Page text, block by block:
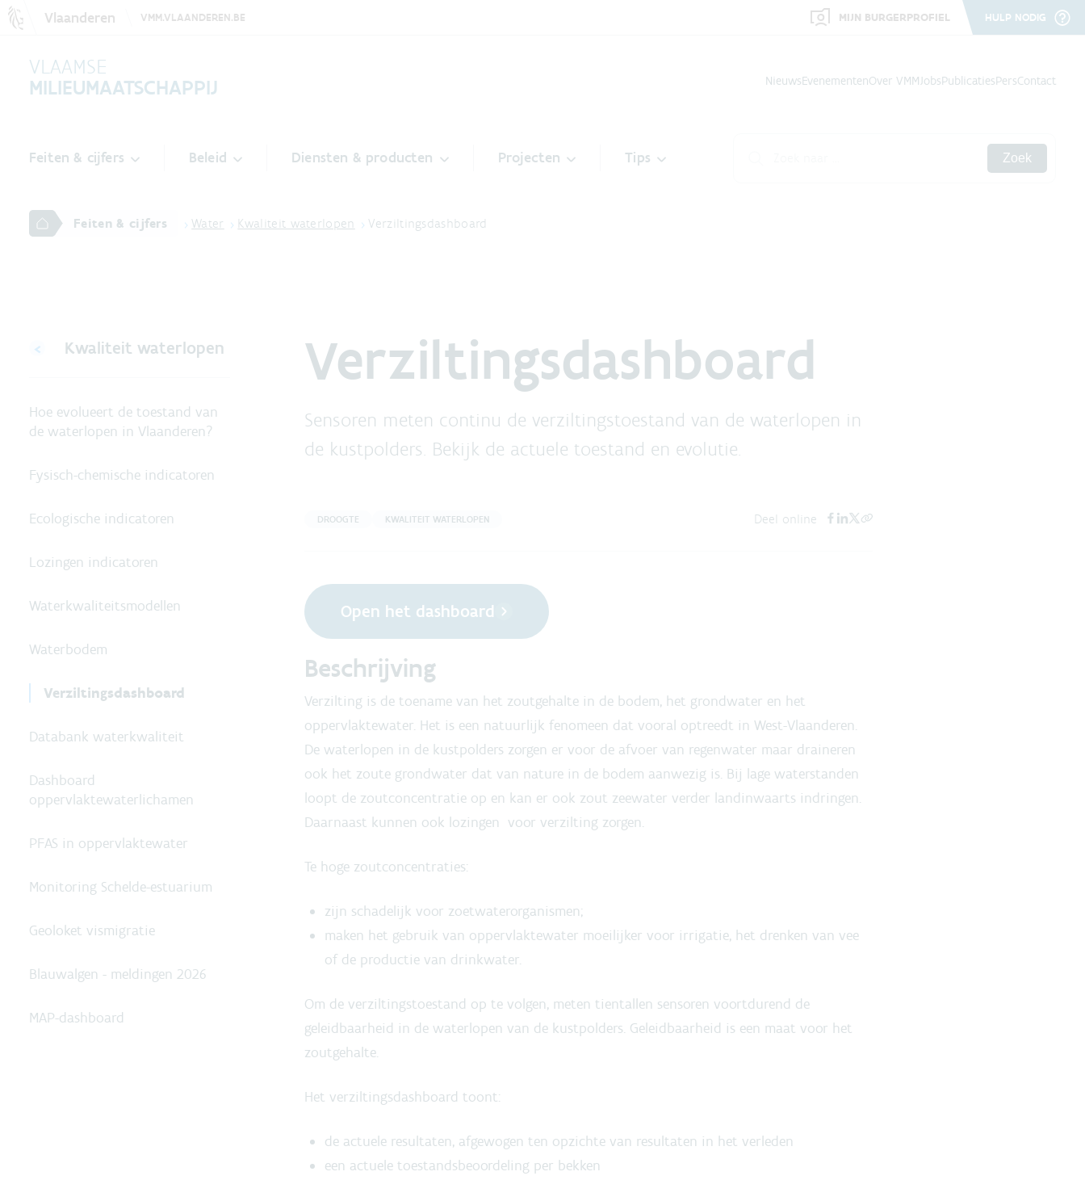
Vlaanderen VMM.VLAANDEREN.BE MIJN BURGERPROFIEL HULP NODIG
VLAAMSE
MILIEUMAATSCHAPPIJ
NieuwsEvenementenOver VMMJobsPublicatiesPersContact
Feiten & cijfers Beleid Diensten & producten Projecten Tips Zoek
Feiten & cijfers Water Kwaliteit waterlopen Verziltingsdashboard
Kwaliteit waterlopen
Hoe evolueert de toestand van
de waterlopen in Vlaanderen?
Fysisch-chemische indicatoren
Ecologische indicatoren
Lozingen indicatoren
Waterkwaliteitsmodellen
Waterbodem
Verziltingsdashboard
Databank waterkwaliteit
Dashboard
oppervlaktewaterlichamen
PFAS in oppervlaktewater
Monitoring Schelde-estuarium
Geoloket vismigratie
Blauwalgen - meldingen 2026
MAP-dashboard
Verziltingsdashboard
Sensoren meten continu de verziltingstoestand van de waterlopen in
de kustpolders. Bekijk de actuele toestand en evolutie.
DROOGTE KWALITEIT WATERLOPEN Deel online
Open het dashboard
Beschrijving
Verzilting is de toename van het zoutgehalte in de bodem, het grondwater en het
oppervlaktewater. Het is een natuurlijk fenomeen dat vooral optreedt in West-Vlaanderen.
De waterlopen in de kustpolders zorgen er voor de afvoer van regenwater maar draineren
ook het zoute grondwater dat van nature in de bodem aanwezig is. Bij lage waterstanden
loopt de zoutconcentratie op en kan er ook zout zeewater verder landinwaarts indringen.
Daarnaast kunnen ook lozingen voor verzilting zorgen.
Te hoge zoutconcentraties:
zijn schadelijk voor zoetwaterorganismen;
maken het gebruik van oppervlaktewater moeilijker voor irrigatie, het drenken van vee
of de productie van drinkwater.
Om de verziltingstoestand op te volgen, meten tientallen sensoren voortdurend de
geleidbaarheid in de waterlopen van de kustpolders. Geleidbaarheid is een maat voor het
zoutgehalte.
Het verziltingsdashboard toont:
de actuele resultaten, afgewogen ten opzichte van resultaten in het verleden
een actuele toestandsbeoordeling per bekken